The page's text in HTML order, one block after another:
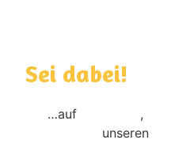
Sei dabei!
…auf ,
unseren